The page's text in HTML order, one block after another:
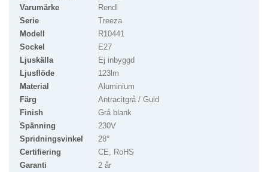
Varumärke
Rendl
Serie
Treeza
Modell
R10441
Sockel
E27
Ljuskälla
Ej inbyggd
Ljusflöde
123lm
Material
Aluminium
Färg
Antracitgrå / Guld
Finish
Grå blank
Spänning
230V
Spridningsvinkel
28°
Certifiering
CE, RoHS
Garanti
2 år